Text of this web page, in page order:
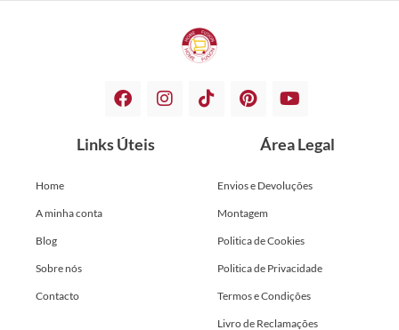
Links Úteis
Home
A minha conta
Blog
Sobre nós
Contacto
Área Legal
Envios e Devoluções
Montagem
Politica de Cookies
Politica de Privacidade
Termos e Condições
Livro de Reclamações